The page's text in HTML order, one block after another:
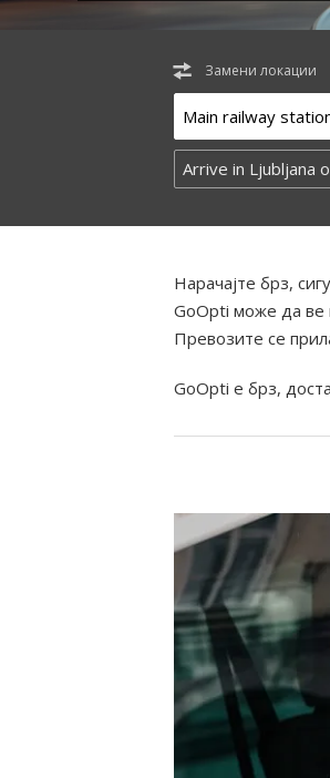
Замени локации
Нарачајте брз,
GoOpti може да ве
Превозите се
GoOpti е брз,